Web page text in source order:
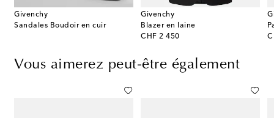
Givenchy
Sandales Boudoir en cuir
Givenchy
Blazer en laine
CHF 2 450
original price
Vous aimerez peut-être également